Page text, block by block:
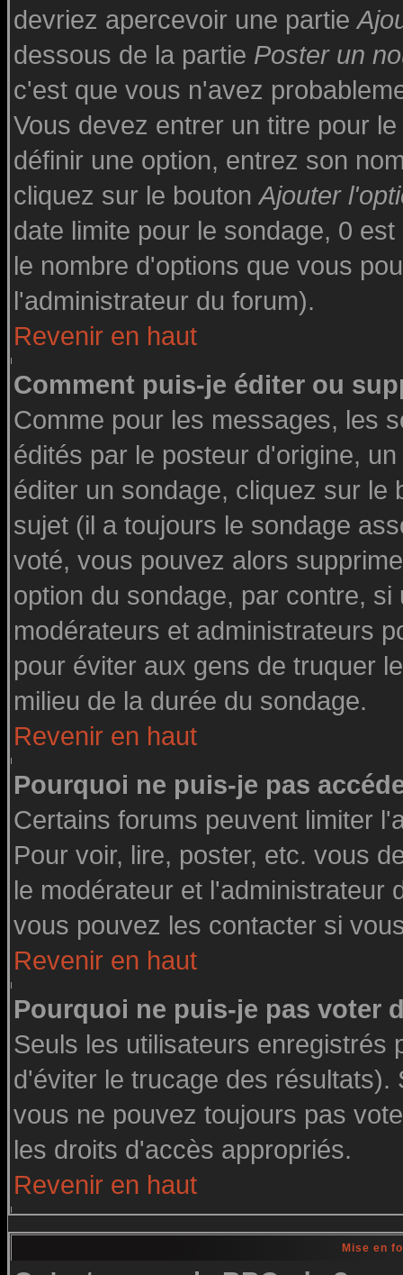
devriez apercevoir une partie
dessous de la partie Poster un
c'est que vous n'avez
Vous devez entrer un titre pour
définir une option, entrez son
cliquez sur le boutonAjouter
date limite pour le sondage, 0
le nombre d'options que vous
l'administrateur du forum).
Revenir en haut
Comment puis-je éditer ou
Comme pour les messages, les
édités par le posteur d'origine,
éditer un sondage, cliquez sur le
sujet (il a toujours le sondage
voté, vous pouvez alors
option du sondage, par contre,
modérateurs et administrateurs
pour éviter aux gens de truquer
milieu de la durée du sondage.
Revenir en haut
Pourquoi ne puis-je pas
Certains forums peuvent limiter
Pour voir, lire, poster, etc. vous
le modérateur et l'administrateur
vous pouvez les contacter si
Revenir en haut
Pourquoi ne puis-je pas voter
Seuls les utilisateurs enregistrés
d'éviter le trucage des
vous ne pouvez toujours pas
les droits d'accès appropriés.
Revenir en haut
Mise en